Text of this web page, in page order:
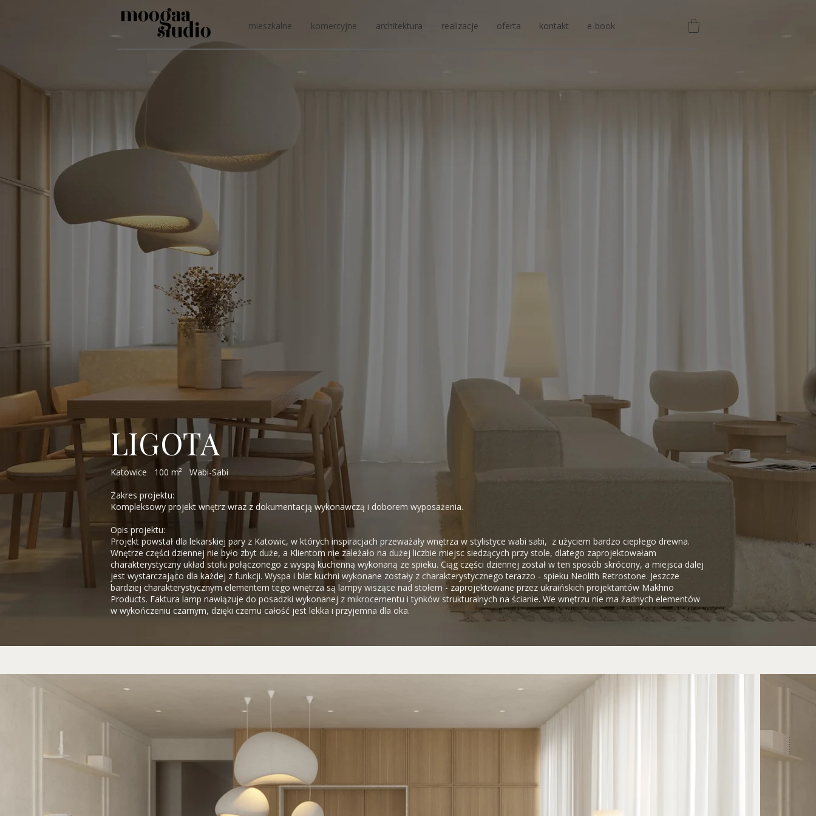
mieszkalne komercyjne architektura realizacje oferta kontakt e-book
LIGOTA
Katowice 100 m² Wabi-Sabi
Zakres projektu:
Kompleksowy projekt wnętrz wraz z dokumentacją wykonawczą i doborem wyposażenia.
Opis projektu:
Projekt powstał dla lekarskiej pary z Katowic, w których inspiracjach przeważały wnętrza w stylistyce wabi sabi, z użyciem bardzo ciepłego drewna.
Wnętrze części dziennej nie było zbyt duże, a Klientom nie zależało na dużej liczbie miejsc siedzących przy stole, dlatego zaprojektowałam
charakterystyczny układ stołu połączonego z wyspą kuchenną wykonaną ze spieku. Ciąg części dziennej został w ten sposób skrócony, a miejsca dalej
jest wystarczająco dla każdej z funkcji. Wyspa i blat kuchni wykonane zostały z charakterystycznego terazzo - spieku Neolith Retrostone. Jeszcze
bardziej charakterystycznym elementem tego wnętrza są lampy wiszące nad stołem - zaprojektowane przez ukraińskich projektantów Makhno
Products. Faktura lamp nawiązuje do posadzki wykonanej z mikrocementu i tynków strukturalnych na ścianie. We wnętrzu nie ma żadnych elementów
w wykończeniu czarnym, dzięki czemu całość jest lekka i przyjemna dla oka.